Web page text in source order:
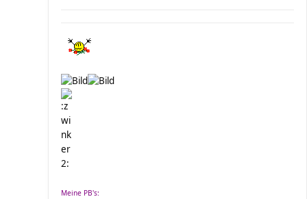
Meine PB's: